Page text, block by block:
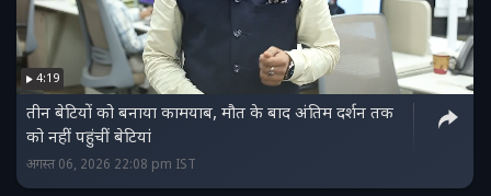
4:19
तीन बेटियों को बनाया कामयाब, मौत के बाद अंतिम दर्शन तक
को नहीं पहुंचीं बेटियां
अगस्त 06, 2026 22:08 pm IST